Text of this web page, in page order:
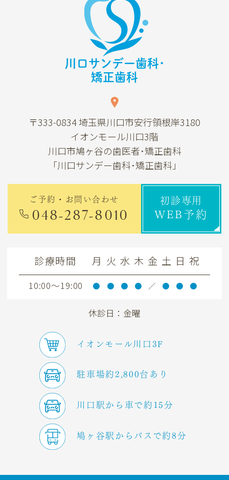
川口サンデー歯科･
矯正歯科
〒333-0834埼玉県川口市安行領根岸3180
イオンモール川口3階
川口市鳩ヶ谷の歯医者･矯正歯科
「川口サンデー歯科･矯正歯科」
ご予約・お問い合わせ
048-287-8010
初診専用
WEB予約
診療時間 月 火 水 木 金 土 日 祝
10:00～19:00 ● ● ● ● ／ ● ● ●
休診日：金曜
イオンモール川口3F
駐車場約2,800台あり
川口駅から車で約15分
鳩ヶ谷駅からバスで約8分